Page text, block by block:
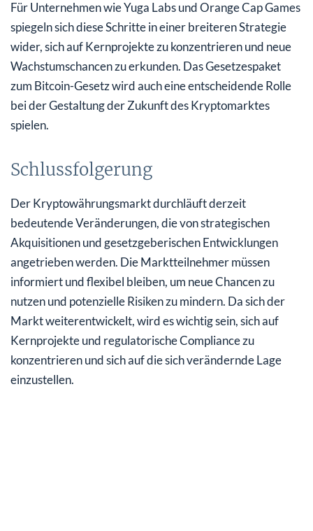
Für Unternehmen wie Yuga Labs und Orange Cap Games
spiegeln sich diese Schritte in einer breiteren Strategie
wider, sich auf Kernprojekte zu konzentrieren und neue
Wachstumschancen zu erkunden. Das Gesetzespaket
zum Bitcoin-Gesetz wird auch eine entscheidende Rolle
bei der Gestaltung der Zukunft des Kryptomarktes
spielen.
Schlussfolgerung
Der Kryptowährungsmarkt durchläuft derzeit
bedeutende Veränderungen, die von strategischen
Akquisitionen und gesetzgeberischen Entwicklungen
angetrieben werden. Die Marktteilnehmer müssen
informiert und flexibel bleiben, um neue Chancen zu
nutzen und potenzielle Risiken zu mindern. Da sich der
Markt weiterentwickelt, wird es wichtig sein, sich auf
Kernprojekte und regulatorische Compliance zu
konzentrieren und sich auf die sich verändernde Lage
einzustellen.